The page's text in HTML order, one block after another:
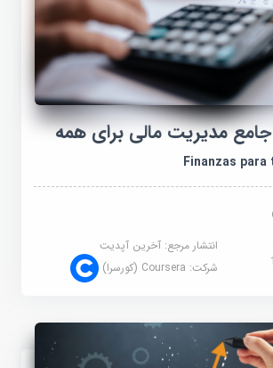
مدیریت مالی برای همه
انتشار مرجع:آخرین آپدیت
شرکت:Coursera (کورسرا)